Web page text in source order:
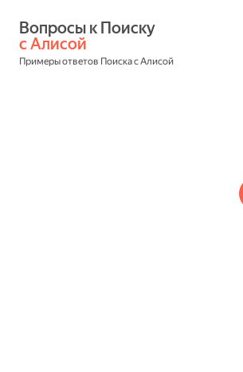
с Алисой
Примеры ответов Поиска с Алисой